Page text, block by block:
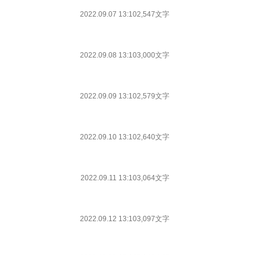
2022.09.07 13:102,547文字
2022.09.08 13:103,000文字
2022.09.09 13:102,579文字
2022.09.10 13:102,640文字
2022.09.11 13:103,064文字
2022.09.12 13:103,097文字